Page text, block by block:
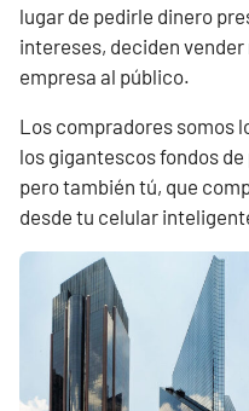
lugar de pedirle dinero
intereses, deciden
empresa al público.
Los compradores somos
los gigantescos fondos
pero también tú, que
desde tu celular